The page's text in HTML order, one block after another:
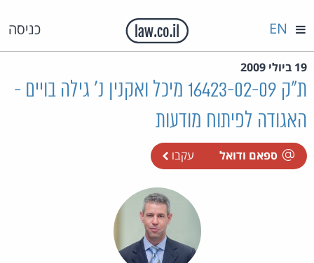
כניסה EN
19 ביולי 2009
ת"ק 16423-02-09 מיכל ואקנין נ' גילה בויים -
האגודה לפיתוח מודעות
ספאם ודואל עקבו